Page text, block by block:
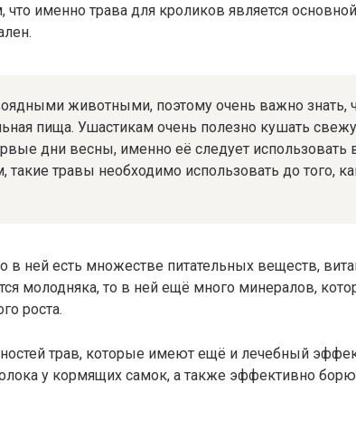
именно трава для кроликов является
животными, поэтому очень важно знать,
пища. Ушастикам очень полезно кушать
дни весны, именно её следует использовать
травы необходимо использовать до того,
в ней есть множестве питательных веществ,
молодняка, то в ней ещё много минералов,
роста.
трав, которые имеют ещё и лечебный
у кормящих самок, а также эффективно